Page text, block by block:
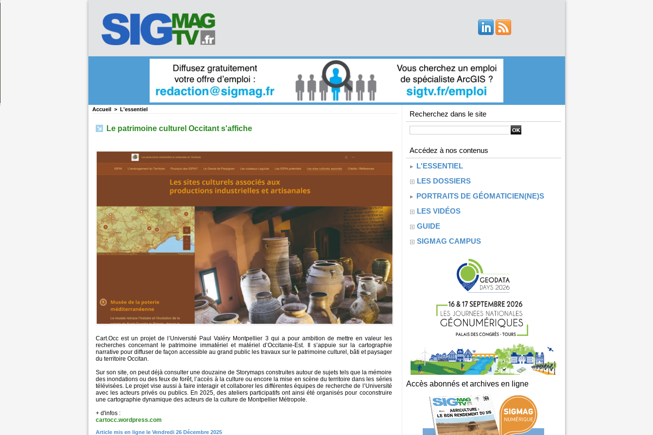
Accueil > L'essentiel
Le patrimoine culturel Occitant s'affiche
Cart.Occ est un projet de l’Université Paul Valéry Montpellier 3 qui a pour ambition de mettre en valeur les
recherches concernant le patrimoine immatériel et matériel d’Occitanie-Est. Il s’appuie sur la cartographie
narrative pour diffuser de façon accessible au grand public les travaux sur le patrimoine culturel, bâti et paysager
du territoire Occitan.
Sur son site, on peut déjà consulter une douzaine de Storymaps construites autour de sujets tels que la mémoire
des inondations ou des feux de forêt, l’accès à la culture ou encore la mise en scène du territoire dans les séries
télévisées. Le projet vise aussi à faire interagir et collaborer les différentes équipes de recherche de l’Université
avec les acteurs privés ou publics. En 2025, des ateliers participatifs ont ainsi été organisés pour coconstruire
une cartographie dynamique des acteurs de la culture de Montpellier Métropole.
+ d'infos :
cartocc.wordpress.com
Article mis en ligne le Vendredi 26 Décembre 2025
Recherchez dans le site
Accédez à nos contenus
L'ESSENTIEL
LES DOSSIERS
PORTRAITS DE GÉOMATICIEN(NE)S
LES VIDÉOS
GUIDE
SIGMAG CAMPUS
Accès abonnés et archives en ligne